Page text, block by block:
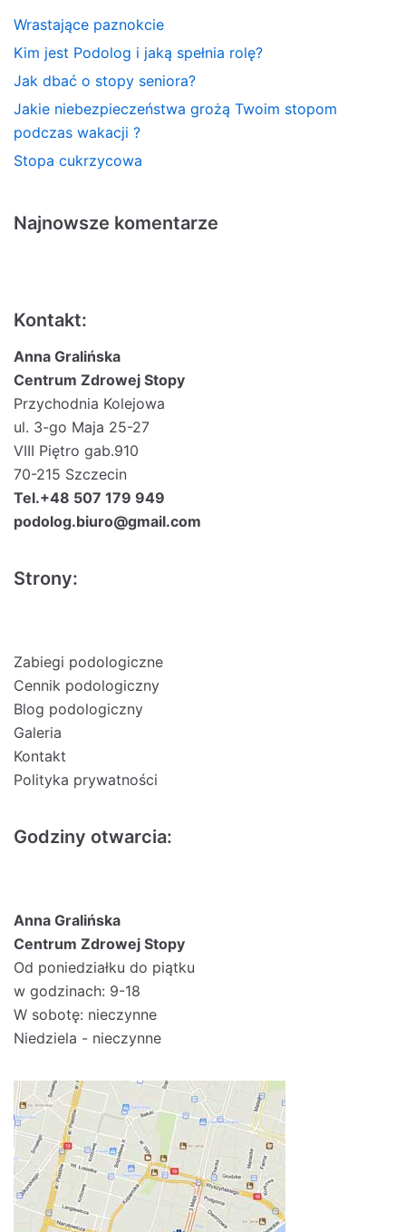
Wrastające paznokcie
Kim jest Podolog i jaką spełnia rolę?
Jak dbać o stopy seniora?
Jakie niebezpieczeństwa grożą Twoim stopom
podczas wakacji ?
Stopa cukrzycowa
Najnowsze komentarze
Kontakt:
Anna Gralińska
Centrum Zdrowej Stopy
Przychodnia Kolejowa
ul. 3-go Maja 25-27
VIII Piętro gab.910
70-215 Szczecin
Tel.+48 507 179 949
podolog.biuro@gmail.com
Strony:
Zabiegi podologiczne
Cennik podologiczny
Blog podologiczny
Galeria
Kontakt
Polityka prywatności
Godziny otwarcia:
Anna Gralińska
Centrum Zdrowej Stopy
Od poniedziałku do piątku
w godzinach: 9-18
W sobotę: nieczynne
Niedziela - nieczynne